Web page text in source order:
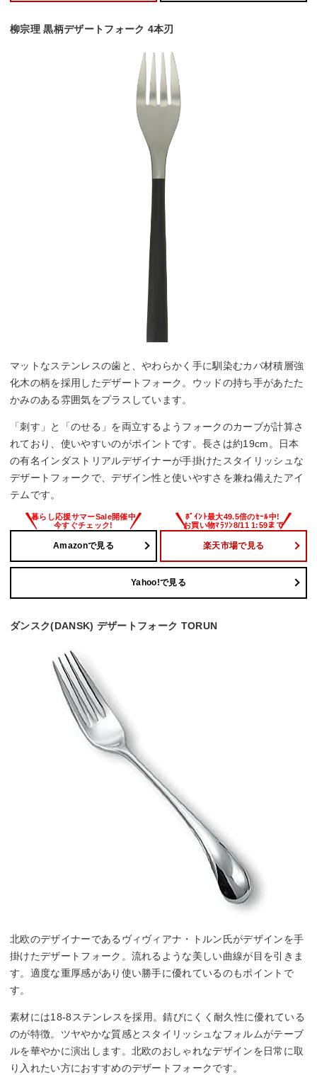
柳宗理 黒柄デザートフォーク 4本刃
マットなステンレスの歯と、やわらかく手に馴染むカバ材積層強
化木の柄を採用したデザートフォーク。ウッドの持ち手があたた
かみのある雰囲気をプラスしています。
「刺す」と「のせる」を両立するようフォークのカーブが計算さ
れており、使いやすいのがポイントです。長さは約19cm。日本
の有名インダストリアルデザイナーが手掛けたスタイリッシュな
デザートフォークで、デザイン性と使いやすさを兼ね備えたアイ
テムです。
Amazonで見る 楽天市場で見る
Yahoo!で見る
ダンスク(DANSK) デザートフォーク TORUN
北欧のデザイナーであるヴィヴィアナ・トルン氏がデザインを手
掛けたデザートフォーク。流れるような美しい曲線が目を引きま
す。適度な重厚感があり使い勝手に優れているのもポイントで
す。
素材には18-8ステンレスを採用。錆びにくく耐久性に優れている
のが特徴。ツヤやかな質感とスタイリッシュなフォルムがテーブ
ルを華やかに演出します。北欧のおしゃれなデザインを日常に取
り入れたい方におすすめのデザートフォークです。